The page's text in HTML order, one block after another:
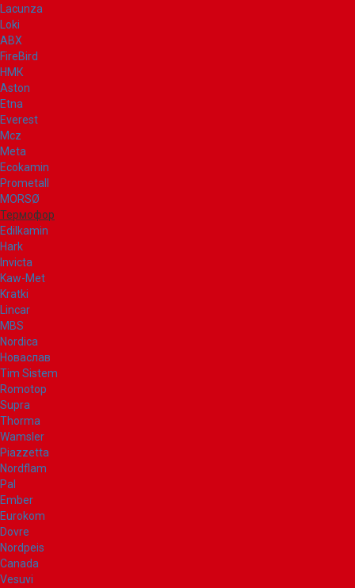
Lacunza
Loki
ABX
FireBird
НМК
Aston
Etna
Everest
Mcz
Meta
Ecokamin
Prometall
MORSØ
Термофор
Edilkamin
Hark
Invicta
Kaw-Met
Kratki
Lincar
MBS
Nordica
Новаслав
Tim Sistem
Romotop
Supra
Thorma
Wamsler
Piazzetta
Nordflam
Pal
Ember
Eurokom
Dovre
Nordpeis
Canada
Vesuvi